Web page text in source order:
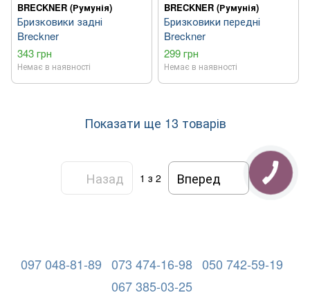
BRECKNER (Румунія)
Бризковики задні
Breckner
343 грн
Немає в наявності
BRECKNER (Румунія)
Бризковики передні
Breckner
299 грн
Немає в наявності
Показати ще 13 товарів
Назад 1 з 2 Вперед
097 048-81-89 073 474-16-98 050 742-59-19
067 385-03-25